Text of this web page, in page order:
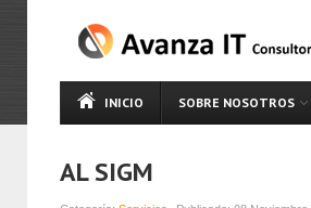
INICIO SOBRE NOSOTROS
AL SIGM